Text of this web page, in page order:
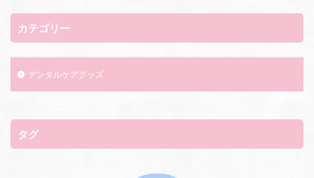
カテゴリー
デンタルケアグッズ
タグ